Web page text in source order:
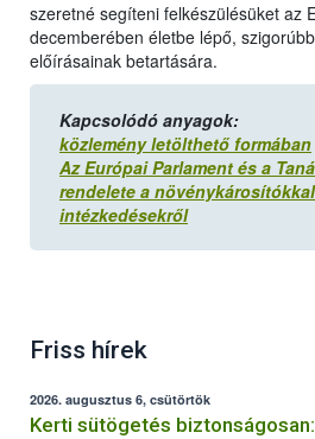
szeretné segíteni felkészülésüket az
decemberében életbe lépő,
előírásainak betartására.
Kapcsolódó anyagok:
közlemény letölthető formában
Az Európai Parlament és a
rendelete a
intézkedésekről
Friss hírek
2026. augusztus 6, csütörtök
Kerti sütögetés